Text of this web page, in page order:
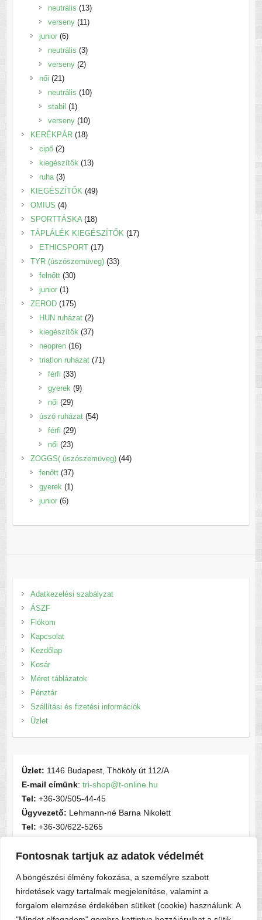
Fontosnak tartjuk az adatok védelmét
A böngészési élmény fokozása, a személyre szabott
hirdetések vagy tartalmak megjelenítése, valamint a
forgalom elemzése érdekében sütiket (cookie) használunk. A
termék
neutrális 1313
termék
verseny 1111
junior 66
termék
neutrális 33
termék
verseny 22
női 2121
termék
neutrális 1010
stabil 11
termék
verseny 1010
termék
KERÉKPÁR 1818
cipő 22
termék
kiegészítők 1313
ruha 33
termék
KIEGÉSZÍTŐK 4949
OMIUS 44
termék
SPORTTÁSKA 1818
termék
TÁPLÁLÉK KIEGÉSZÍTŐK 1717
ETHICSPORT 1717
termék
TYR (úszószemüveg) 3333
felnőtt 3030
junior 11
termék
ZEROD 175175
termék
HUN ruházat 22
termék
kiegészítők 3737
neopren 1616
termék
triatlon ruházat 7171
férfi 3333
termék
gyerek 99
női 2929
termék
úszó ruházat 5454
férfi 2929
termék
női 2323
termék
ZOGGS( úszószemüveg) 4444
fenőtt 3737
termék
gyerek 11
junior 66
Adatkezelési szabályzat
ÁSZF
Fiókom
Kapcsolat
Kezdőlap
Kosár
Méret táblázatok
Pénztár
Szállítási és fizetési információk
Üzlet
Üzlet: 1146 Budapest, Thököly út 112/A
E-mail címünk: tri-shop@t-online.hu
Tel: +36-30/505-44-45
Ügyvezető: Lehmann-né Barna Nikolett
Tel: +36-30/622-5265
Cégjegyzékszám:cg05-06-015156